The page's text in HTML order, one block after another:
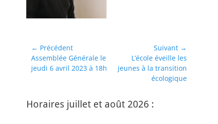
Navigation
de
l’article
← Précédent
Article
précédent :
Assemblée Générale le
jeudi 6 avril 2023 à 18h
Suivant →
suivant :
L’école éveille les
jeunes à la transition
écologique
Horaires juillet et août 2026 :